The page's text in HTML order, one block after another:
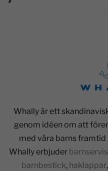
Whally är ett
genom idéen om att
med våra barns
Whally erbjuder
barnbestick, haklappar,